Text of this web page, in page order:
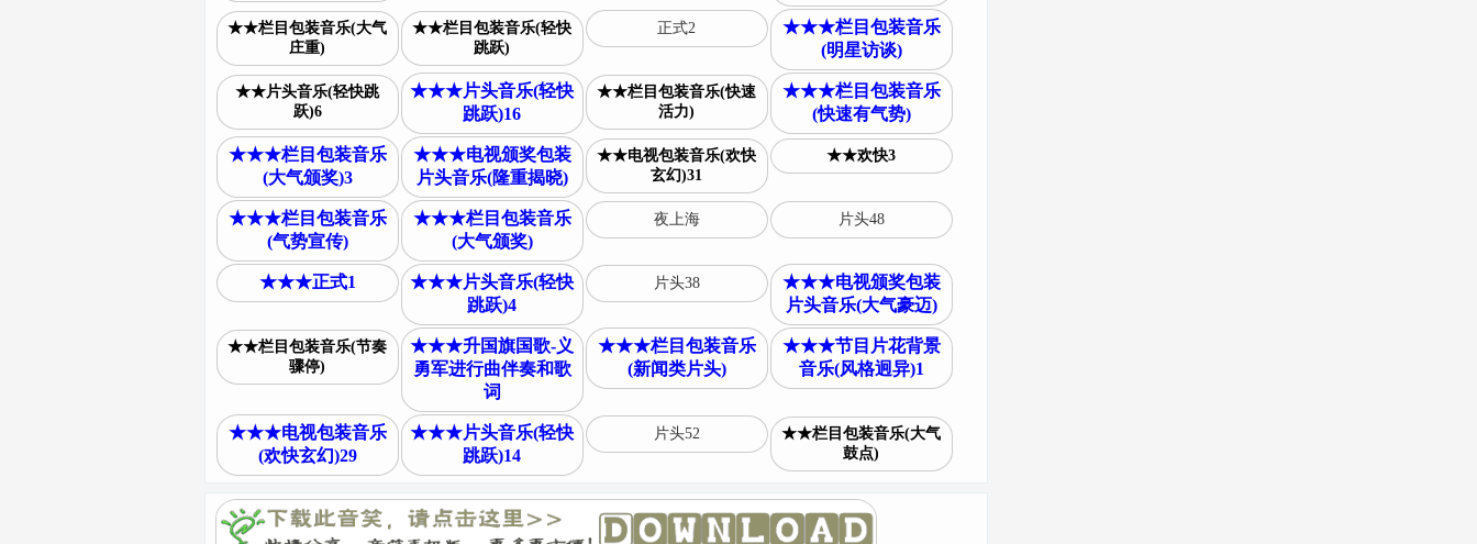
★★栏目包装音乐(大气
庄重)
★★栏目包装音乐(轻快
跳跃)
正式2
★★★栏目包装音乐
(明星访谈)
★★片头音乐(轻快跳
跃)6
★★★片头音乐(轻快
跳跃)16
★★栏目包装音乐(快速
活力)
★★★栏目包装音乐
(快速有气势)
★★★栏目包装音乐
(大气颁奖)3
★★★电视颁奖包装
片头音乐(隆重揭晓)
★★电视包装音乐(欢快
玄幻)31
★★欢快3
★★★栏目包装音乐
(气势宣传)
★★★栏目包装音乐
(大气颁奖)
夜上海 片头48
★★★正式1
★★★片头音乐(轻快
跳跃)4
片头38
★★★电视颁奖包装
片头音乐(大气豪迈)
★★栏目包装音乐(节奏
骤停)
★★★升国旗国歌-义
勇军进行曲伴奏和歌
词
★★★栏目包装音乐
(新闻类片头)
★★★节目片花背景
音乐(风格迥异)1
★★★电视包装音乐
(欢快玄幻)29
★★★片头音乐(轻快
跳跃)14
片头52
★★栏目包装音乐(大气
鼓点)